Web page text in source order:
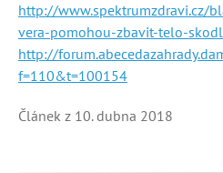
http://www.spektrumzdravi.cz/
vera-pomohou-zbavit-telo-
http://
f=110&t=100154
Článek z 10. dubna 2018